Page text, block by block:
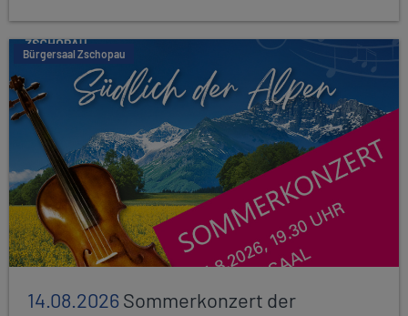
Bürgersaal Zschopau
14.08.2026Sommerkonzert der